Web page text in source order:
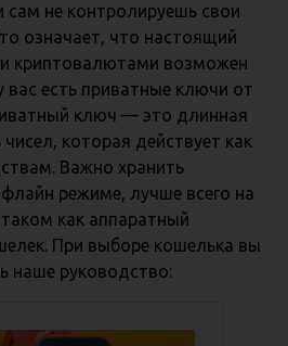
сам не контролируешь свои
означает, что настоящий
криптовалютами возможен
вас есть приватные ключи от
ключ — это длинная
которая действует как
Важно хранить
режиме, лучше всего на
как аппаратный
При выборе кошелька вы
наше руководство: